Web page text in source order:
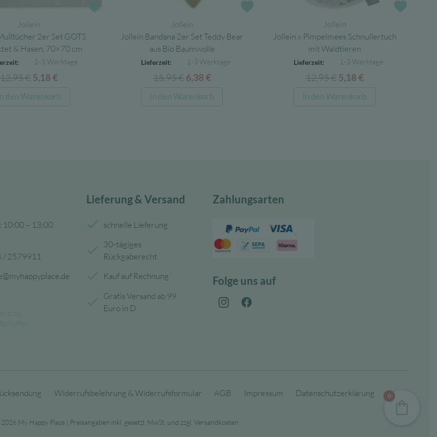
Jollein
2er Set GOTS
& Hasen, 70×70 cm
1-3 Werktage
12,95€ Ursprünglicher
Preis
war:
5,18€
Preis
ist:
den Warenkorb
Jollein
Jollein Bandana 2er Set Teddy Bear
aus Bio Baumwolle
Lieferzeit: 1-3 Werktage
15,95€ Ursprünglicher
Preis
war:
6,38 €Aktueller
Preis
ist:
In den Warenkorb
Jollein
Jollein x Pimpelmees Schnullertuch
mit Waldtieren
Lieferzeit: 1-3 Werktage
12,95€ Ursprünglicher
Preis
war:
5,18 €Aktueller
Preis
ist:
In den Warenkorb
10:00 – 13:00
/ 2579911
Lieferung & Versand
schnelle Lieferung
30-tägiges
Rückgaberecht
Kauf auf Rechnung
Gratis Versand ab 99
Euro in D
Zahlungsarten
Folge uns auf
Widerrufsbelehrung & Widerrufsformular AGB Impressum
Datenschutzerklärung
My Happy Place | Preisangaben inkl. gesetzl. MwSt. und zzgl. Versandkosten
0